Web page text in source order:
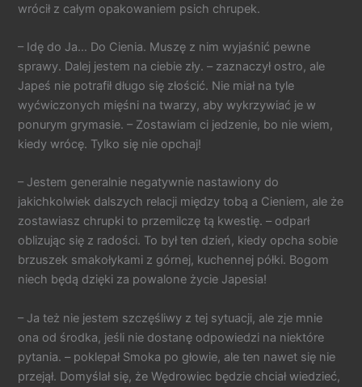
wrócił z całym opakowaniem psich chrupek.
– Idę do Ja… Do Cienia. Muszę z nim wyjaśnić pewne
sprawy. Dalej jestem na ciebie zły. – zaznaczył ostro, ale
Japeś nie potrafił długo się złościć. Nie miał na tyle
wyćwiczonych mięśni na twarzy, aby wykrzywiać je w
ponurym grymasie. – Zostawiam ci jedzenie, bo nie wiem,
kiedy wrócę. Tylko się nie opchaj!
– Jestem generalnie negatywnie nastawiony do
jakichkolwiek dalszych relacji między tobą a Cieniem, ale że
zostawiasz chrupki to przemilczę tą kwestię. – odparł
oblizując się z radości. To był ten dzień, kiedy opcha sobie
brzuszek smakołykami z górnej, kuchennej półki. Bogom
niech będą dzięki za powalone życie Japesia!
– Ja też nie jestem szczęśliwy z tej sytuacji, ale zje mnie
ona od środka, jeśli nie dostanę odpowiedzi na niektóre
pytania. – poklepał Smoka po głowie, ale ten nawet się nie
przejął. Domyślał się, że Wędrowiec będzie chciał wiedzieć,